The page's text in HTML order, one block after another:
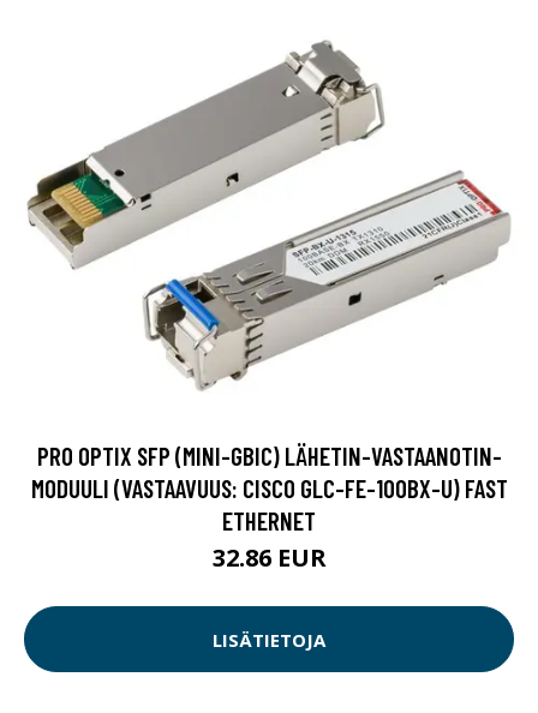
PRO OPTIX SFP (MINI-GBIC) LÄHETIN-VASTAANOTIN-
MODUULI (VASTAAVUUS: CISCO GLC-FE-100BX-U) FAST
ETHERNET
32.86 EUR
LISÄTIETOJA